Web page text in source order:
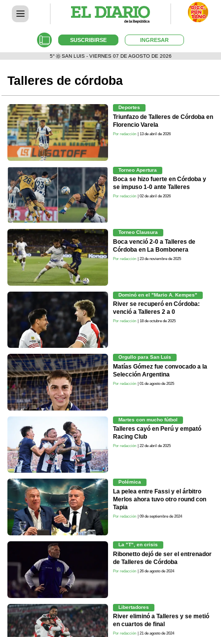
SUSCRIBIRSE INGRESAR
5° SAN LUIS - VIERNES 07 DE AGOSTO DE 2026
Talleres de córdoba
Deportes
Triunfazo de Talleres de Córdoba en
Florencio Varela
Por redacción | 13 de abril de 2026
Torneo Apertura
Boca se hizo fuerte en Córdoba y
se impuso 1-0 ante Talleres
Por redacción | 02 de abril de 2026
Torneo Clausura
Boca venció 2-0 a Talleres de
Córdoba en La Bombonera
Por redacción | 23 de noviembre de 2025
Dominó en el "Mario A. Kempes"
River se recuperó en Córdoba:
venció a Talleres 2 a 0
Por redacción | 18 de octubre de 2025
Orgullo para San Luis
Matías Gómez fue convocado a la
Selección Argentina
Por redacción | 01 de agosto de 2025
Martes con mucho fútbol
Talleres cayó en Perú y empató
Racing Club
Por redacción | 22 de abril de 2025
Polémica
La pelea entre Fassi y el árbitro
Merlos ahora tuvo otro round con
Tapia
Por redacción | 09 de septiembre de 2024
La "T", en crisis
Ribonetto dejó de ser el entrenador
de Talleres de Córdoba
Por redacción | 26 de agosto de 2024
Libertadores
River eliminó a Talleres y se metió
en cuartos de final
Por redacción | 21 de agosto de 2024